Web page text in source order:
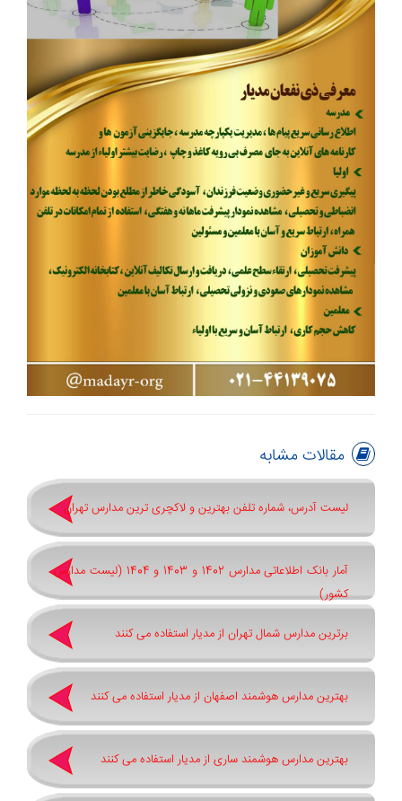
مقالات مشابه
لیست آدرس، شماره تلفن بهترین و لاکچری ترین مدارس تهران
آمار بانک اطلاعاتی مدارس 1402 و 1403 و 1404 (لیست مدارس
کشور)
برترین مدارس شمال تهران از مدیار استفاده می کنند
بهترین مدارس هوشمند اصفهان از مدیار استفاده می کنند
بهترین مدارس هوشمند ساری از مدیار استفاده می کنند